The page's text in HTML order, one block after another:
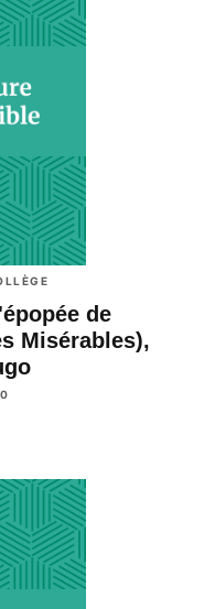
de
Misérables),